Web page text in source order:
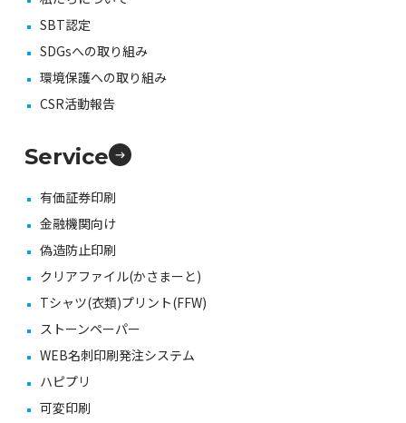
SBT認定
SDGsへの取り組み
環境保護への取り組み
CSR活動報告
Service
有価証券印刷
金融機関向け
偽造防止印刷
クリアファイル(かさまーと)
Tシャツ(衣類)プリント(FFW)
ストーンペーパー
WEB名刺印刷発注システム
ハピプリ
可変印刷